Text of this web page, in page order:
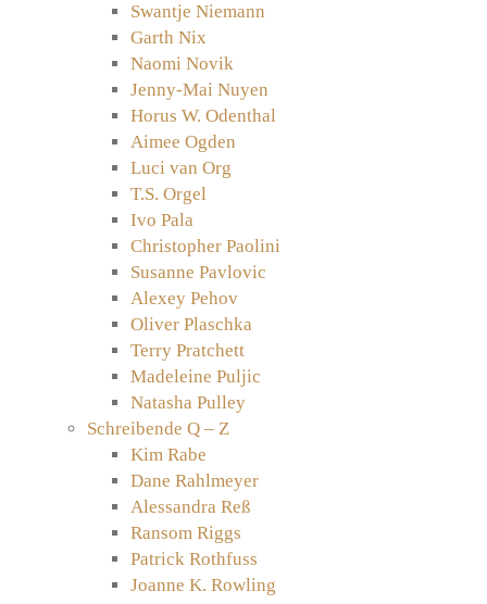
Swantje Niemann
Garth Nix
Naomi Novik
Jenny-Mai Nuyen
Horus W. Odenthal
Aimee Ogden
Luci van Org
T.S. Orgel
Ivo Pala
Christopher Paolini
Susanne Pavlovic
Alexey Pehov
Oliver Plaschka
Terry Pratchett
Madeleine Puljic
Natasha Pulley
Schreibende Q – Z
Kim Rabe
Dane Rahlmeyer
Alessandra Reß
Ransom Riggs
Patrick Rothfuss
Joanne K. Rowling